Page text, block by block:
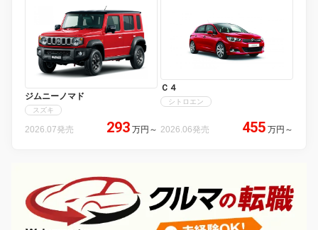
ジムニーノマド
スズキ
2026.07発売 293 万円 ～
Ｃ４
シトロエン
2026.06発売 455 万円 ～